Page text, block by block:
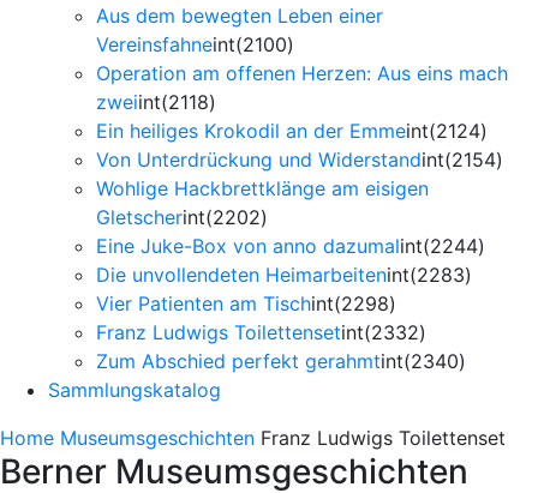
Aus dem bewegten Leben einer
Vereinsfahneint(2100)
Operation am offenen Herzen: Aus eins mach
zweiint(2118)
Ein heiliges Krokodil an der Emmeint(2124)
Von Unterdrückung und Widerstandint(2154)
Wohlige Hackbrettklänge am eisigen
Gletscherint(2202)
Eine Juke-Box von anno dazumalint(2244)
Die unvollendeten Heimarbeitenint(2283)
Vier Patienten am Tischint(2298)
Franz Ludwigs Toilettensetint(2332)
Zum Abschied perfekt gerahmtint(2340)
Sammlungskatalog
Home Museumsgeschichten Franz Ludwigs Toilettenset
Berner Museumsgeschichten